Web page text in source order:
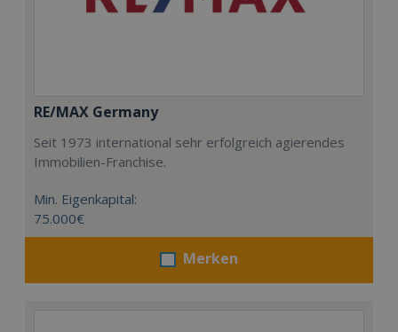
RE/MAX Germany
Seit 1973 international sehr erfolgreich agierendes
Immobilien-Franchise.
Min. Eigenkapital:
75.000€
Merken